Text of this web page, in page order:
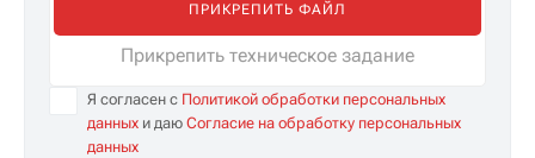
ПРИКРЕПИТЬ ФАЙЛ
Прикрепить техническое задание
Я согласен с Политикой обработки персональных
данных и даю Согласие на обработку персональных
данных